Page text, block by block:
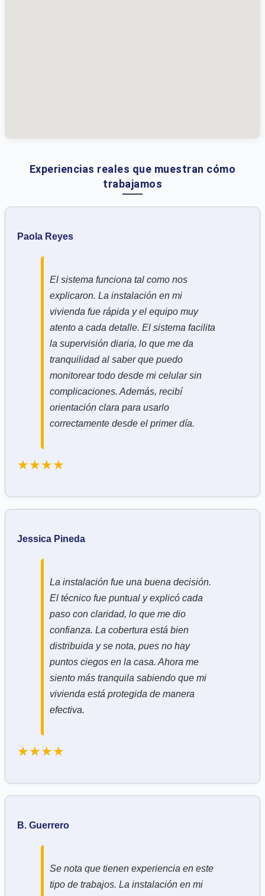
Experiencias reales que muestran cómo
trabajamos
Paola Reyes
El sistema funciona tal como nos
explicaron. La instalación en mi
vivienda fue rápida y el equipo muy
atento a cada detalle. El sistema facilita
la supervisión diaria, lo que me da
tranquilidad al saber que puedo
monitorear todo desde mi celular sin
complicaciones. Además, recibí
orientación clara para usarlo
correctamente desde el primer día.
★★★★
Jessica Pineda
La instalación fue una buena decisión.
El técnico fue puntual y explicó cada
paso con claridad, lo que me dio
confianza. La cobertura está bien
distribuida y se nota, pues no hay
puntos ciegos en la casa. Ahora me
siento más tranquila sabiendo que mi
vivienda está protegida de manera
efectiva.
★★★★
B. Guerrero
Se nota que tienen experiencia en este
tipo de trabajos. La instalación en mi